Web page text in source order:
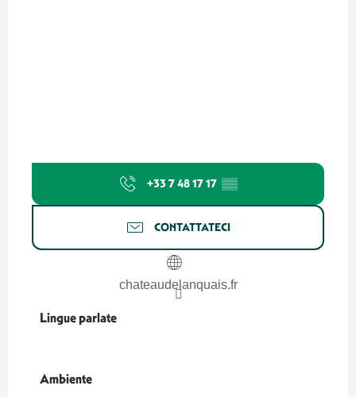
+33 7 48 17 17 ▒▒
CONTATTATECI
chateaudelanquais.fr
Lingue parlate
Lingue parlate
Ambiente
Ambiente